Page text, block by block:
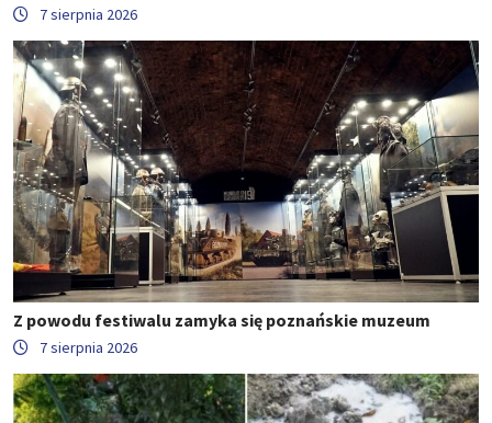
7 sierpnia 2026
Z powodu festiwalu zamyka się poznańskie muzeum
7 sierpnia 2026